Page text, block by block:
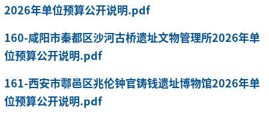
2026年单位预算公开说明.pdf
160-咸阳市秦都区沙河古桥遗址文物管理所2026年单
位预算公开说明.pdf
161-西安市鄠邑区兆伦钟官铸钱遗址博物馆2026年单
位预算公开说明.pdf